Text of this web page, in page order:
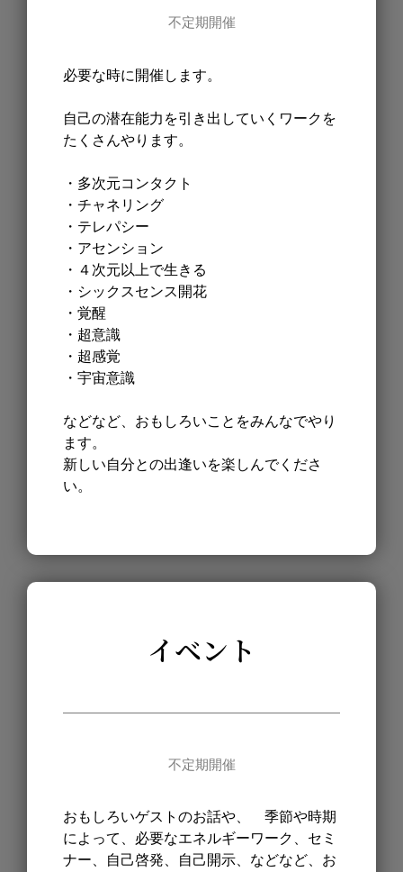
不定期開催
必要な時に開催します。
自己の潜在能力を引き出していくワークを
たくさんやります。
・多次元コンタクト
・チャネリング
・テレパシー
・アセンション
・４次元以上で生きる
・シックスセンス開花
・覚醒
・超意識
・超感覚
・宇宙意識
などなど、おもしろいことをみんなでやり
ます。
新しい自分との出逢いを楽しんでくださ
い。
イベント
不定期開催
おもしろいゲストのお話や、 季節や時期
によって、必要なエネルギーワーク、セミ
ナー、自己啓発、自己開示、などなど、お